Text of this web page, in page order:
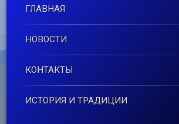
ГЛАВНАЯ
НОВОСТИ
КОНТАКТЫ
ИСТОРИЯ И ТРАДИЦИИ